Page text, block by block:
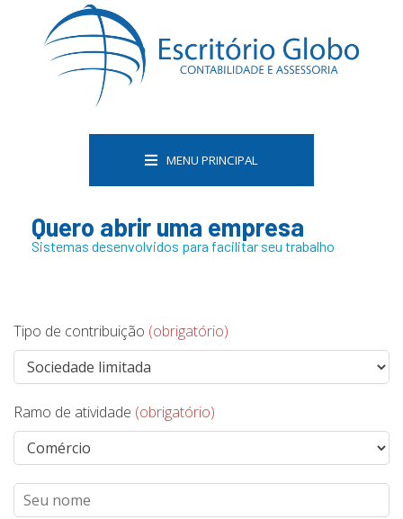
MENU PRINCIPAL
Quero abrir uma empresa
Sistemas desenvolvidos para facilitar seu trabalho
Tipo de contribuição (obrigatório)
Ramo de atividade (obrigatório)